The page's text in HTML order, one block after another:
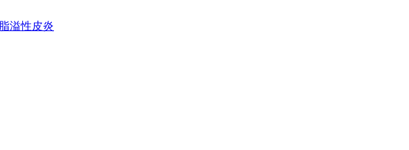
脂溢性皮炎